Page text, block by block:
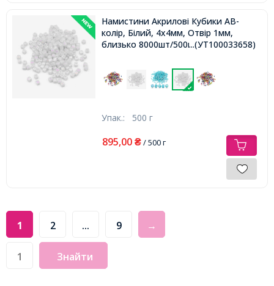
Намистини Акрилові Кубики АВ-
колір, Білий, 4х4мм, Отвір 1мм,
близько 8000шт/500г,...(УТ100033658)
Упак.: 500 г
895,00 ₴/ 500 г
1 2 ... 9 →
Знайти